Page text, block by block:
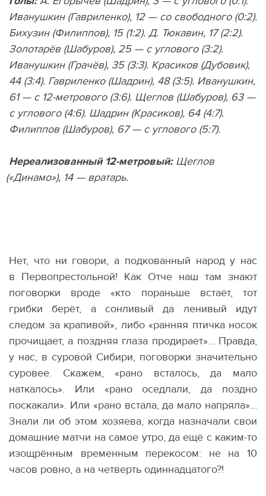
Иванушкин (Гавриленко), 12 — со свободного (0:2).
Бихузин (Филиппов), 15 (1:2). Д. Тюкавин, 17 (2:2).
Золотарёв (Шабуров), 25 — с углового (3:2).
Иванушкин (Грачёв), 35 (3:3). Красиков (Дубовик),
44 (3:4). Гавриленко (Шадрин), 48 (3:5). Иванушкин,
61 — с 12-метрового (3:6). Щеглов (Шабуров), 63 —
с углового (4:6). Шадрин (Красиков), 64 (4:7).
Филиппов (Шабуров), 67 — с углового (5:7).
Нереализованный 12-метровый:Щеглов
(«Динамо»), 14 — вратарь.
Нет, что ни говори, а подкованный народ у нас
в Первопрестольной! Как Отче наш там знают
поговорки вроде
«кто пораньше встаёт, тот
грибки берёт, а сонливый да ленивый идут
следом за крапивой», либо «ранняя птичка носок
прочищает, а поздняя глаза продирает»… Правда,
у нас, в суровой Сибири, поговорки значительно
суровее. Скажем, «рано всталось, да мало
наткалось». Или
«рано оседлали, да поздно
поскакали». Или «рано встала, да мало напряла»…
Знали ли об этом хозяева, когда назначали свои
домашние матчи на самое утро, да ещё с каким-то
изощрённым временным перекосом: не на 10
часов ровно, а на четверть одиннадцатого?!